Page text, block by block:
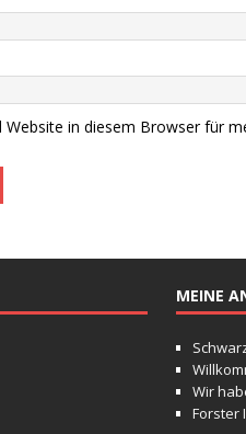
Website in diesem Browser für
MEINE
Wir
Forster